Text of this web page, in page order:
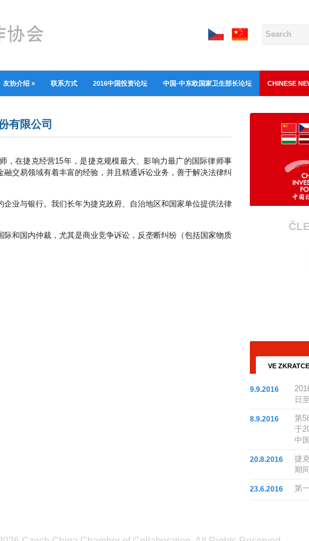
友协介绍 » 联系方式 2016中国投资论坛 中国-中东欧国家卫生部长论坛 CHINESE
有限公司
，在捷克经营15年，是捷克规模最大、影响力最广的国际律师事
交易领域有着丰富的经验，并且精通诉讼业务，善于解决法律纠
业与银行。我们长年为捷克政府、自治地区和国家单位提供法律
和国内仲裁，尤其是商业竞争诉讼，反垄断纠纷（包括国家物质
VE ZKRATCE
9.9.2016
日
8.9.2016
第
于
中
20.8.2016
捷
期
23.6.2016 第